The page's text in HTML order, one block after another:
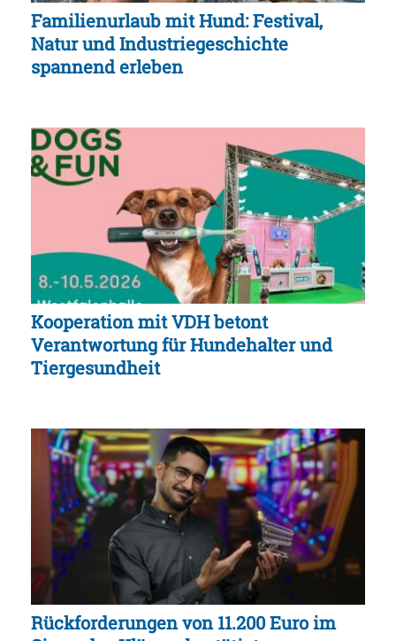
Familienurlaub mit Hund: Festival,
Natur und Industriegeschichte
spannend erleben
Kooperation mit VDH betont
Verantwortung für Hundehalter und
Tiergesundheit
Rückforderungen von 11.200 Euro im